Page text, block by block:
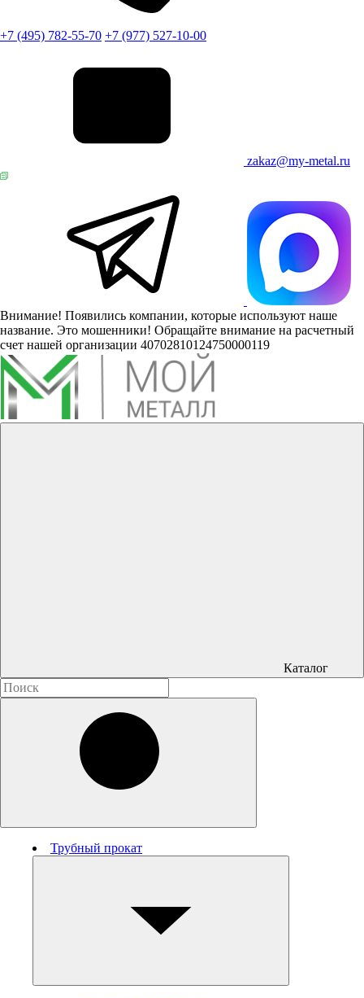
+7 (495) 782-55-70 +7 (977) 527-10-00
zakaz@my-metal.ru
Внимание! Появились компании, которые используют наше
название. Это мошенники! Обращайте внимание на расчетный
счет нашей организации 40702810124750000119
Каталог
Трубный прокат